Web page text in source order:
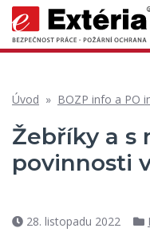
Úvod » BOZP info a PO
Žebříky a s
povinnosti
Datum
28. listopadu 2022